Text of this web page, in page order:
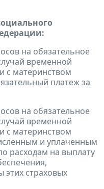
на обязательное
временной
с материнством
платеж за
на обязательное
временной
с материнством
и уплаченным
расходам на выплату
этих страховых